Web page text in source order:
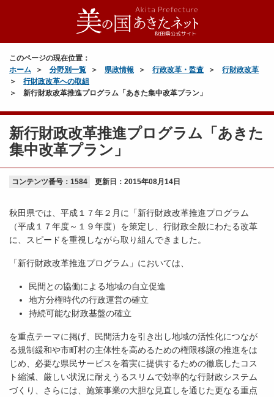
このページの現在位置：
ホーム
分野別一覧 県政情報 行政改革・監査
行財政改革
行財政改革への取組
新行財政改革推進プログラム「あきた集中改革プラン」
新行財政改革推進プログラム「あきた
集中改革プラン」
コンテンツ番号：1584 更新日： 2015年08月14日
秋田県では、平成１７年２月に「新行財政改革推進プログラム
（平成１７年度～１９年度）を策定し、行財政全般にわたる改革
に、スピードを重視しながら取り組んできました。
「新行財政改革推進プログラム」においては、
民間との協働による地域の自立促進
地方分権時代の行政運営の確立
持続可能な財政基盤の確立
を重点テーマに掲げ、民間活力を引き出し地域の活性化につなが
る規制緩和や市町村の主体性を高めるための権限移譲の推進をは
じめ、必要な県民サービスを着実に提供するための徹底したコス
ト縮減、厳しい状況に耐えうるスリムで効率的な行財政システム
づくり、さらには、施策事業の大胆な見直しを通じた更なる重点